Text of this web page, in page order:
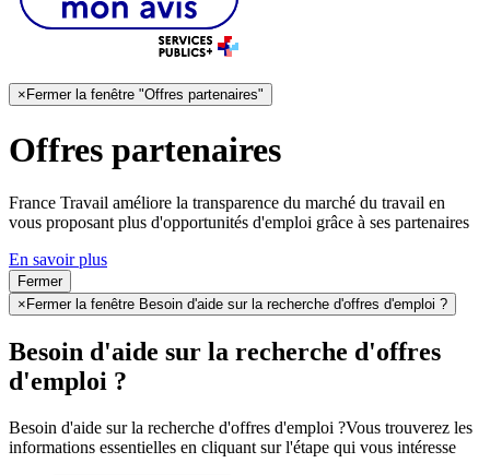
× Fermer la fenêtre "Offres partenaires"
Offres partenaires
France Travail améliore la transparence du marché du travail en
vous proposant plus d'opportunités d'emploi grâce à ses partenaires
En savoir plus
Fermer
× Fermer la fenêtre Besoin d'aide sur la recherche d'offres d'emploi ?
Besoin d'aide sur la recherche d'offres
d'emploi ?
Besoin d'aide sur la recherche d'offres d'emploi ?Vous trouverez les
informations essentielles en cliquant sur l'étape qui vous intéresse